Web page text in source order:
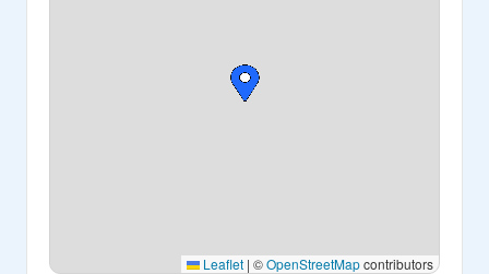
Leaflet | ©OpenStreetMapcontributors